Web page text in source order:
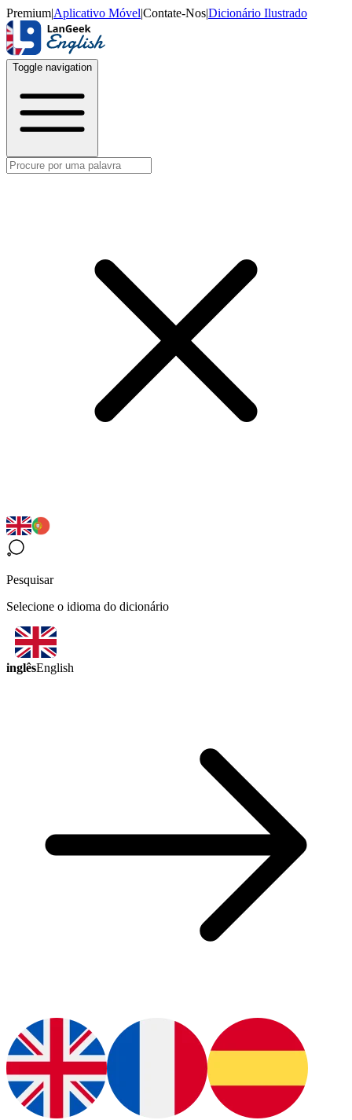
Premium|Aplicativo Móvel|Contate-Nos|Dicionário Ilustrado
Toggle navigation
Pesquisar
Selecione o idioma do dicionário
inglêsEnglish